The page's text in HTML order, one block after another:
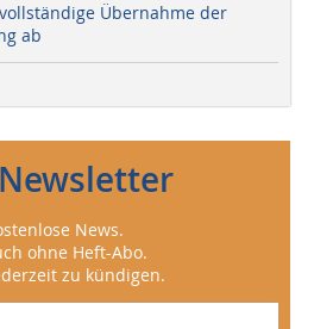
Übernahme der
ab
News.
ohne Heft-Abo.
zu kündigen.